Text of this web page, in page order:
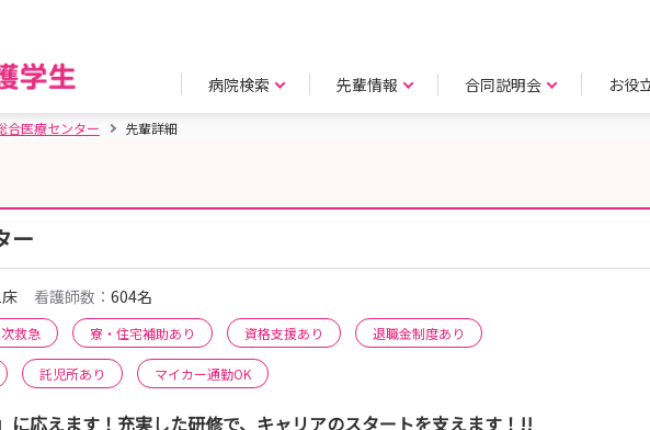
病院検索 先輩情報 合同説明会 お役
合医療センター 先輩詳細
ー
看護師数： 604名
救急 寮・住宅補助あり 資格支援あり 退職金制度あり
託児所あり マイカー通勤OK
に応えます！充実した研修で、キャリアのスタートを支えます！!!